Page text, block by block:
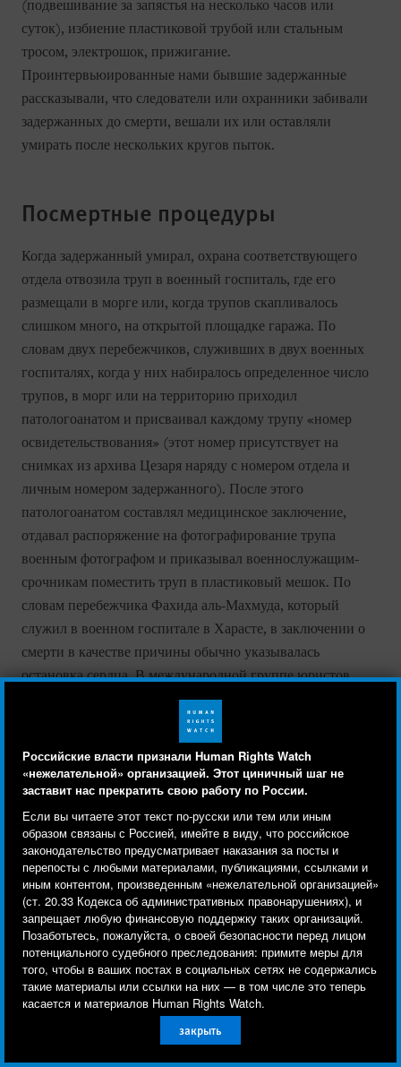
Российские власти признали Human Rights Watch
«нежелательной» организацией. Этот циничный шаг не
заставит нас прекратить свою работу по России.
Если вы читаете этот текст по-русски или тем или иным
образом связаны с Россией, имейте в виду, что российское
законодательство предусматривает наказания за посты и
перепосты с любыми материалами, публикациями, ссылками и
иным контентом, произведенным «нежелательной организацией»
(ст. 20.33 Кодекса об административных правонарушениях), и
запрещает любую финансовую поддержку таких организаций.
Позаботьтесь, пожалуйста, о своей безопасности перед лицом
потенциального судебного преследования: примите меры для
того, чтобы в ваших постах в социальных сетях не содержались
такие материалы или ссылки на них — в том числе это теперь
касается и материалов Human Rights Watch.
закрыть
(подвешивание за запястья на несколько часов или
суток), избиение пластиковой трубой или стальным
тросом, электрошок, прижигание.
Проинтервьюированные нами бывшие задержанные
рассказывали, что следователи или охранники забивали
задержанных до смерти, вешали их или оставляли
умирать после нескольких кругов пыток.
Посмертные процедуры
Когда задержанный умирал, охрана соответствующего
отдела отвозила труп в военный госпиталь, где его
размещали в морге или, когда трупов скапливалось
слишком много, на открытой площадке гаража. По
словам двух перебежчиков, служивших в двух военных
госпиталях, когда у них набиралось определенное число
трупов, в морг или на территорию приходил
патологоанатом и присваивал каждому трупу «номер
освидетельствования» (этот номер присутствует на
снимках из архива Цезаря наряду с номером отдела и
личным номером задержанного). После этого
патологоанатом составлял медицинское заключение,
отдавал распоряжение на фотографирование трупа
военным фотографом и приказывал военнослужащим-
срочникам поместить труп в пластиковый мешок. По
словам перебежчика Фахида аль-Махмуда, который
служил в военном госпитале в Харасте, в заключении о
смерти в качестве причины обычно указывалась
остановка сердца. В международной группе юристов,
которая интервьюировала Цезаря, отмечают, что он также
утверждал, что вне зависимости от действительной
причины в медицинском заключении указывались только
остановка сердца или дыхания. Хьюман Райтс Вотч
ознакомилась с тремя справками о смерти, в которых
была указана одна из этих причин; при этом мы не
видели ни одной, в которой указывались бы иные
причины.
Перебежчик из 601-го военного госпиталя, куда свозили
сотни трупов со снимков из архива Цезаря, рассказал
Хьюман Райтс Вотч, что лично наблюдал «обработку»
двух таких партий и помогал в конце грузить трупы в
грузовики. Мы также ознакомились с письменными
которых военным госпиталям предписывалось
Human Rights Watch cookie preferences
Мы используем файлы cookie, технологии
отслеживания и сторонние аналитические
инструменты, чтобы лучше понять, кто посещает
сайт, и улучшить ваш опыт взаимодействия с ним.
Используя наш сайт, вы соглашаетесь с этим.
Ознакомьтесь с нашей политикой
конфиденциальности,чтобы узнать, для чего
используются файлы cookie и как изменить ваши
настройки.